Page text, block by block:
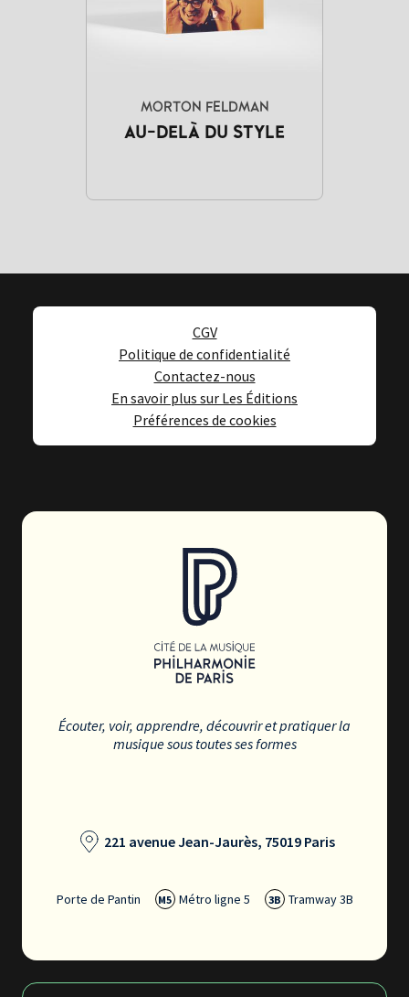
MORTON FELDMAN
AU-DELÀ DU STYLE
CGV
Politique de confidentialité
Contactez-nous
En savoir plus sur Les Éditions
Préférences de cookies